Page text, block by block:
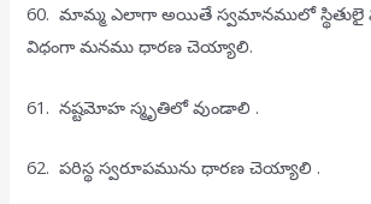
60. మామ్మ ఎలాగా అయితే స్వమానములో స్థితులై
విధంగా మనము ధారణ చెయ్యాలి.
61. నష్టమోహ స్మృతిలో వుండాలి .
62. పరిస్థ స్వరూపమును ధారణ చెయ్యాలి .